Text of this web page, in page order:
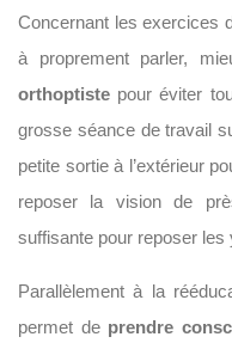
Concernant les exercices
à proprement parler,
orthoptiste pour éviter
grosse séance de travail
petite sortie à l’extérieur
reposer la vision de
suffisante pour reposer les
Parallèlement à la
permet de prendre